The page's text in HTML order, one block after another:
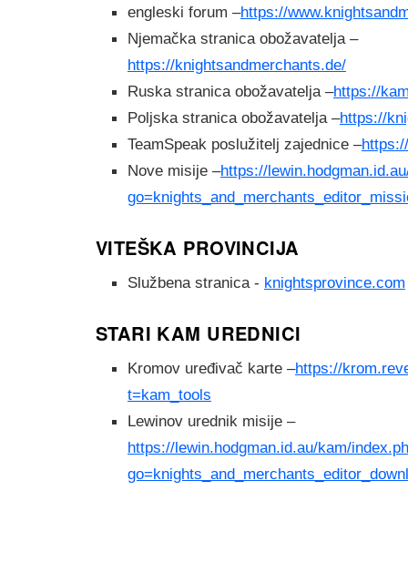
engleski forum –https://
Njemačka stranica obožavatelja –
https://knightsandmerchants.de/
Ruska stranica obožavatelja –https://
Poljska stranica obožavatelja –https://
TeamSpeak poslužitelj zajednice –
Nove misije –https://
VITEŠKA PROVINCIJA
Službena stranica - knightsprovince.com
STARI KAM UREDNICI
Kromov uređivač karte –https://
t=kam_tools
Lewinov urednik misije –
https://lewin.hodgman.id.au/kam/